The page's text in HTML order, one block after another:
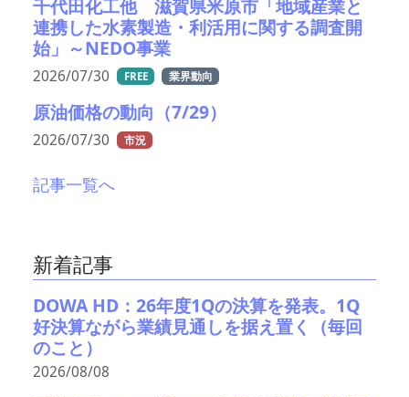
千代田化工他 滋賀県米原市「地域産業と
連携した水素製造・利活用に関する調査開
始」～NEDO事業
2026/07/30 FREE 業界動向
原油価格の動向（7/29）
2026/07/30 市況
記事一覧へ
新着記事
DOWA HD：26年度1Qの決算を発表。1Q
好決算ながら業績見通しを据え置く（毎回
のこと）
2026/08/08